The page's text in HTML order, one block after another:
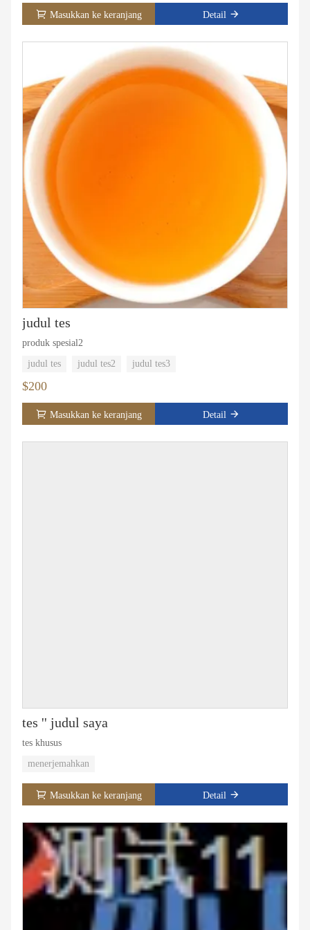
panjang keseluruhan lengan 6 meter.(5 meter untuk opsi)
Masukkan ke keranjang Detail
judul tes
produk spesial2
judul tes
judul tes2 judul tes3
$200
Masukkan ke keranjang Detail
tes '' judul saya
tes khusus
menerjemahkan
Masukkan ke keranjang Detail